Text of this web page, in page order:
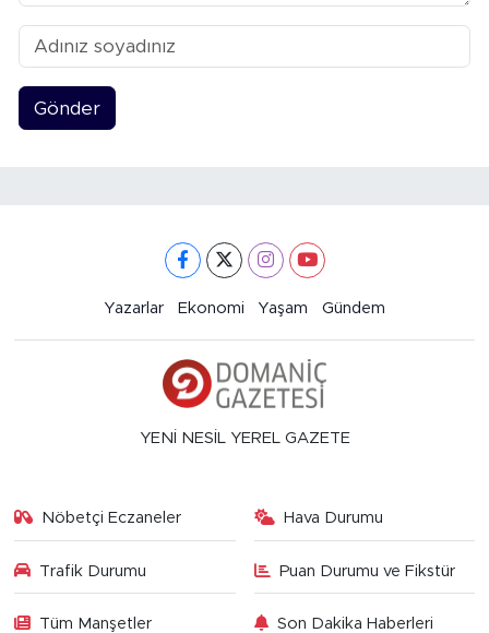
Gönder
Yazarlar Ekonomi Yaşam Gündem
YENİ NESİL YEREL GAZETE
Nöbetçi Eczaneler Hava Durumu
Trafik Durumu Puan Durumu ve Fikstür
Tüm Manşetler Son Dakika Haberleri